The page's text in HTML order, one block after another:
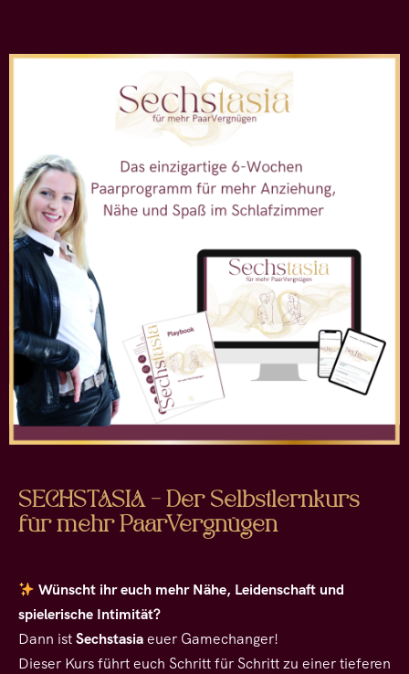
SECHSTASIA – Der Selbstlernkurs
für mehr PaarVergnügen
Wünscht ihr euch mehr Nähe, Leidenschaft und
spielerische Intimität?
Dann istSechstasiaeuer Gamechanger!
Dieser Kurs führt euch Schritt für Schritt zu einer tieferen